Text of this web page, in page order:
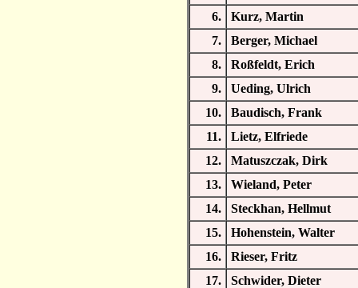
6.
Kurz, Martin
7.
Berger, Michael
8.
Roßfeldt, Erich
9.
Ueding, Ulrich
10.
Baudisch, Frank
11.
Lietz, Elfriede
12.
Matuszczak, Dirk
13.
Wieland, Peter
14.
Steckhan, Hellmut
15.
Hohenstein, Walter
16.
Rieser, Fritz
17.
Schwider, Dieter